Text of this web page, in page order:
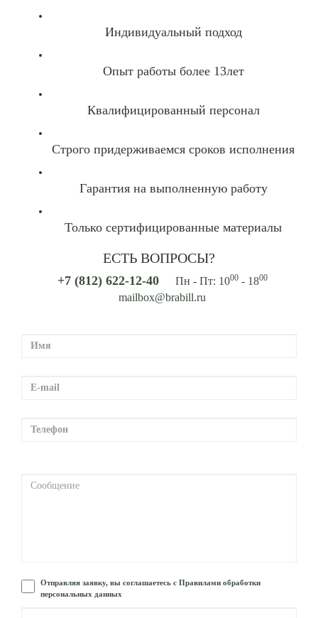
Индивидуальный подход
Опыт работы более 13лет
Квалифицированный персонал
Строго придерживаемся сроков исполнения
Гарантия на выполненную работу
Только сертифицированные материалы
ЕСТЬ ВОПРОСЫ?
+7 (812) 622-12-40 Пн - Пт: 1000 - 1800
mailbox@brabill.ru
Отправляя заявку, вы соглашаетесь с Правилами обработки
персональных данных